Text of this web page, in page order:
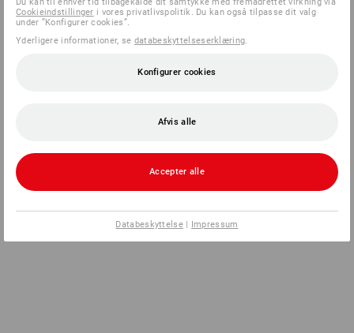
Cookieindstillinger i vores privatlivspolitik. Du kan også tilpasse dit valg
under ”Konfigurer cookies”.
Yderligere informationer, se databeskyttelseserklæring.
Konfigurer cookies
Afvis alle
Accepter alle
Databeskyttelse| Impressum